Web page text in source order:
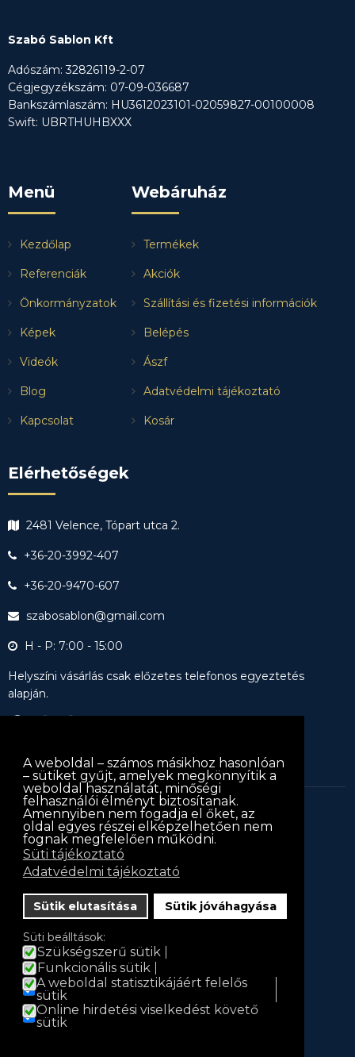
A weboldal – számos másikhoz hasonlóan
– sütiket gyűjt, amelyek megkönnyítik a
weboldal használatát, minőségi
felhasználói élményt biztosítanak.
Amennyiben nem fogadja el őket, az
oldal egyes részei elképzelhetően nem
fognak megfelelően működni.
Süti tájékoztató
Adatvédelmi tájékoztató
Sütik elutasítása Sütik jóváhagyása
Süti beálltások:
Szükségszerű sütik
Funkcionális sütik
A weboldal statisztikájáért felelős
sütik
Online hirdetési viselkedést követő
sütik
Szabó Sablon Kft
Adószám: 32826119-2-07
Cégjegyzékszám: 07-09-036687
Bankszámlaszám: HU3612023101-02059827-00100008
Swift: UBRTHUHBXXX
Menü
Kezdőlap
Referenciák
Önkormányzatok
Képek
Videók
Blog
Kapcsolat
Webáruház
Termékek
Akciók
Szállítási és fizetési információk
Belépés
Ászf
Adatvédelmi tájékoztató
Kosár
Elérhetőségek
2481 Velence, Tópart utca 2.
+36-20-3992-407
+36-20-9470-607
szabosablon@gmail.com
H - P: 7:00 - 15:00
Helyszíni vásárlás csak előzetes telefonos egyeztetés
alapján.
keritessablon.hu © 2013keritessablon.hu. Minden jog
fenntartva
Iratkozz fel hírlevelünkre!
Hírlevél
E-mail